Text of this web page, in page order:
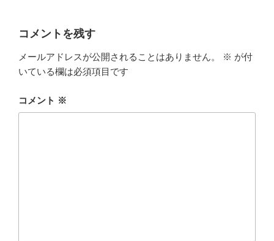
コメントを残す
メールアドレスが公開されることはありません。 ※ が付
いている欄は必須項目です
コメント ※